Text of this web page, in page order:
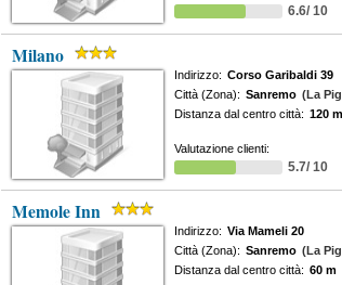
6.6/ 10
Milano
Indirizzo: Corso Garibaldi 39
Città (Zona): Sanremo (La
Distanza dal centro città: 120 m
Valutazione clienti:
5.7/ 10
Memole Inn
Indirizzo: Via Mameli 20
Città (Zona): Sanremo (La
Distanza dal centro città: 60 m